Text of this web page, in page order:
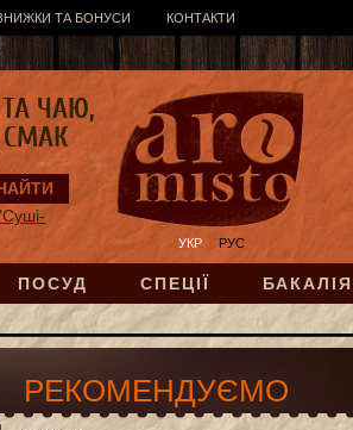
ТА БОНУСИ КОНТАКТИ
ПОСУД СПЕЦІЇ БАКАЛІЯ
УКР РУС
ЧАЮ,
СМАК
РЕКОМЕНДУЄМО